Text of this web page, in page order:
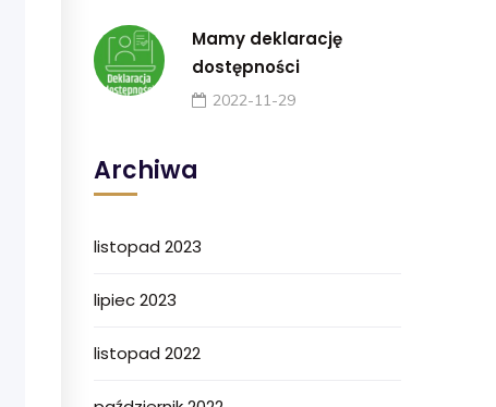
Mamy deklarację
dostępności
2022-11-29
Archiwa
listopad 2023
lipiec 2023
listopad 2022